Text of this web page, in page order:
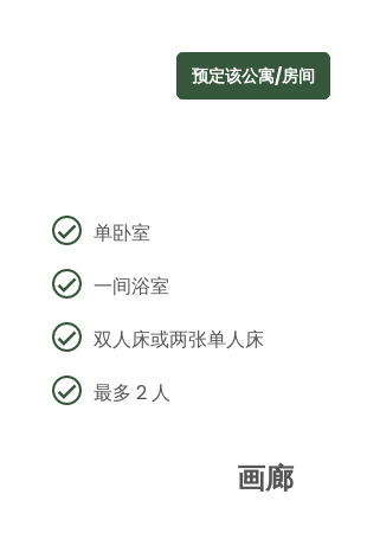
预定该公寓/房间
单卧室
一间浴室
双人床或两张单人床
最多 2 人
画廊